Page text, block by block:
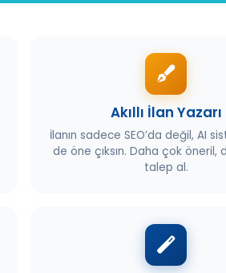
Akıllı İlan Yazarı
İlanın sadece SEO’da değil, AI
de öne çıksın. Daha çok öneril,
talep al.